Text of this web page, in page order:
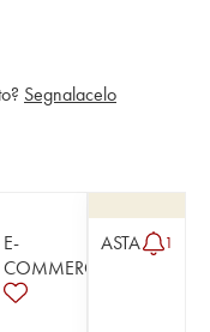
Segnalacelo
E-
COMMERCE
ASTA 1